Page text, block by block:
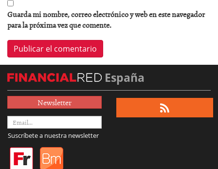
Guarda mi nombre, correo electrónico y web en este navegador
para la próxima vez que comente.
España
Newsletter
Suscríbete a nuestra newsletter